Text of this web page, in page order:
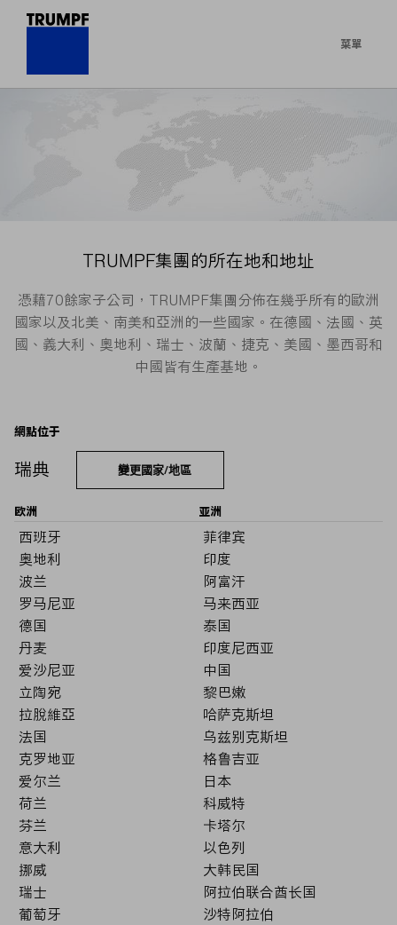
菜單
TRUMPF集團的所在地和地址
憑藉70餘家子公司，TRUMPF集團分佈在幾乎所有的歐洲
國家以及北美、南美和亞洲的一些國家。在德國、法國、英
國、義大利、奧地利、瑞士、波蘭、捷克、美國、墨西哥和
中國皆有生產基地。
網點位于
瑞典 變更國家/地區
欧洲
西班牙
奥地利
波兰
罗马尼亚
德国
丹麦
爱沙尼亚
立陶宛
拉脫維亞
法国
克罗地亚
爱尔兰
荷兰
芬兰
意大利
挪威
瑞士
葡萄牙
亚洲
菲律宾
印度
阿富汗
马来西亚
泰国
印度尼西亚
中国
黎巴嫩
哈萨克斯坦
乌兹别克斯坦
格鲁吉亚
日本
科威特
卡塔尔
以色列
大韩民国
阿拉伯联合酋长国
沙特阿拉伯